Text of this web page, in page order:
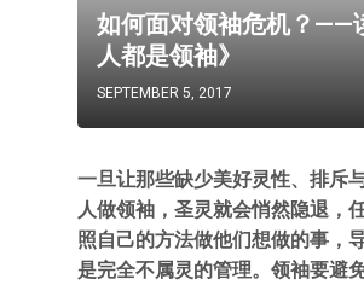
如何面对领袖危机？——
人都是领袖》
SEPTEMBER 5, 2017
一旦让那些缺少美好灵性、排斥
人做领袖，圣灵就会悄然隐退，
照自己的方法做他们想做的事，
是完全不属灵的管理。领袖要避